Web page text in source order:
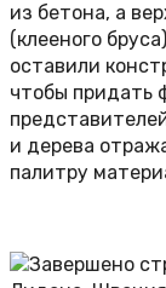
из бетона, а
(клееного
оставили
чтобы придать
и дерева
палитру